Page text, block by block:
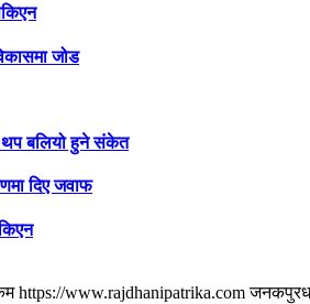
जोड
थप बलियो हुने संकेत
दिए जवाफ
https://www.rajdhanipatrika.com